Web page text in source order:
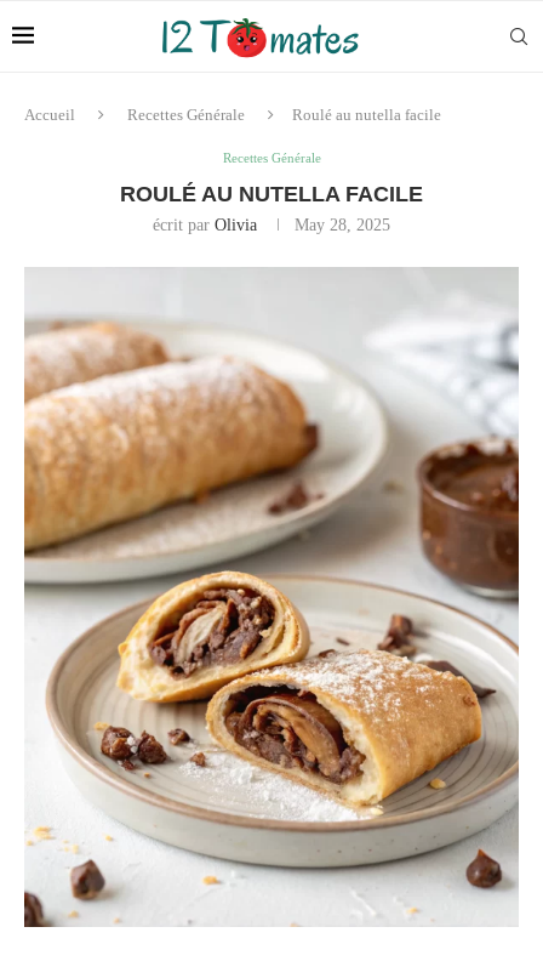
Accueil Recettes Générale Roulé au nutella facile
Recettes Générale
ROULÉ AU NUTELLA FACILE
écrit par Olivia May 28, 2025